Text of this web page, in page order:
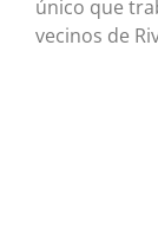
único que
vecinos de